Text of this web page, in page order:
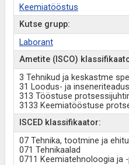
Keemiatööstus
Kutse grupp:
Laborant
Ametite (ISCO)
3 Tehnikud ja keskastme
31 Loodus- ja
313 Tööstuse
3133 Keemiatööstuse
ISCED klassifikaator:
07 Tehnika, tootmine ja
071 Tehnikaalad
0711 Keemiatehnoloogia ja